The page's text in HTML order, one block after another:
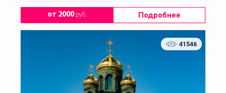
от 2000руб. Подробнее
41546